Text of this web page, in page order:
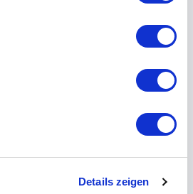
Details zeigen